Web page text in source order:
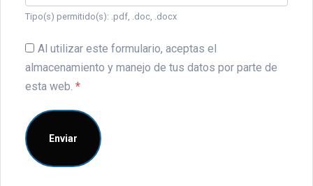
Tipo(s) permitido(s): .pdf, .doc, .docx
Al utilizar este formulario, aceptas el
almacenamiento y manejo de tus datos por parte de
esta web. *